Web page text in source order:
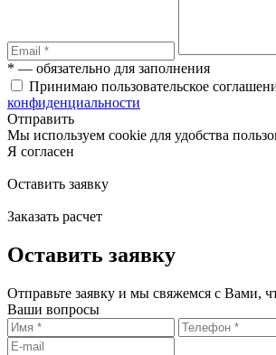
* — обязательно для заполнения
Принимаю пользовательское
конфиденциальности
Отправить
Мы используем cookie для удобства
Я согласен
Оставить заявку
Заказать расчет
Оставить заявку
Отправьте заявку и мы свяжемся с Вами,
Ваши вопросы